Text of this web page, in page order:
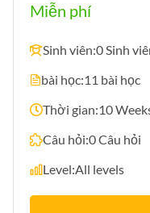
Miễn phí
Sinh viên:0 Sinh
bài học:11 bài học
Thời gian:10
Câu hỏi:0 Câu hỏi
Level:All levels